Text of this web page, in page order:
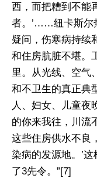
西，而把糟到不能
者。’……纽卡斯尔
疑问，伤寒病持续
和住房肮脏不堪。
里。从光线、空气
和不卫生的真正典
人、妇女、儿童夜
的你来我往，川流
这些住房供水不良
染病的发源地。’
了3先令。”[7]